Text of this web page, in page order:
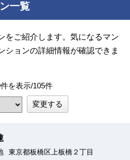
一覧
をご紹介します。気になるマン
ションの詳細情報が確認できま
を表示/105件
変更する
東京都板橋区上板橋２丁目